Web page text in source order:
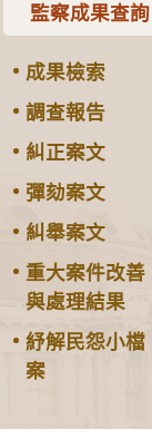
監察成果查詢
成果檢索
調查報告
糾正案文
彈劾案文
糾舉案文
重大案件改善
與處理結果
紓解民怨小檔
案